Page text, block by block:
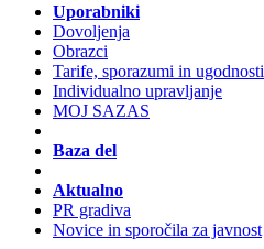
Uporabniki
Dovoljenja
Obrazci
Tarife, sporazumi in ugodnosti
Individualno upravljanje
MOJ SAZAS
Baza del
Aktualno
PR gradiva
Novice in sporočila za javnost